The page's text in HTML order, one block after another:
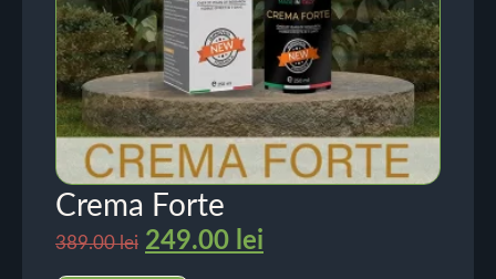
Crema Forte
389.00lei 249.00 lei